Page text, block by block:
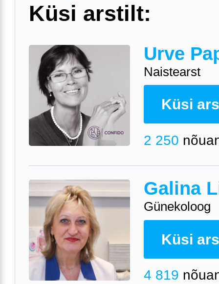
Küsi arstilt:
Urve
Naistearst
Küsi
2 250
Galina
Günekoloog
Küsi
4 819